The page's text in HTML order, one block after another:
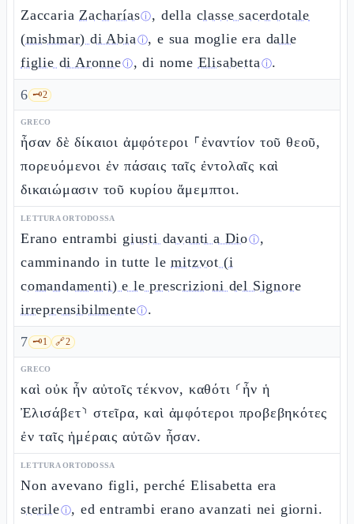
ZaccariaZacharíasⓘ, della classe sacerdotale
(mishmar) di Abiaⓘ, e sua moglie era dalle
figlie di Aronneⓘ, di nome Elisabettaⓘ.
6 🗝️2
GRECO
ἦσαν δὲ δίκαιοι ἀμφότεροι ⸀ἐναντίον τοῦ θεοῦ,
πορευόμενοι ἐν πάσαις ταῖς ἐντολαῖς καὶ
δικαιώμασιν τοῦ κυρίου ἄμεμπτοι.
LETTURA ORTODOSSA
Erano entrambi giusti davanti a Dioⓘ,
camminando in tutte lemitzvot (i
comandamenti) e le prescrizioni del Signore
irreprensibilmenteⓘ.
7 🗝️1 🔗2
GRECO
καὶ οὐκ ἦν αὐτοῖς τέκνον, καθότι ⸂ἦν ἡ
Ἐλισάβετ⸃ στεῖρα, καὶ ἀμφότεροι προβεβηκότες
ἐν ταῖς ἡμέραις αὐτῶν ἦσαν.
LETTURA ORTODOSSA
Non avevano figli, perché Elisabetta era
sterileⓘ, ed entrambi erano avanzati nei giorni.